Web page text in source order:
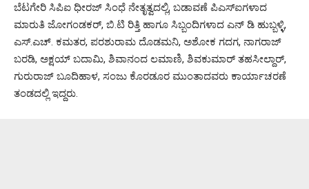
ಬೆಟಗೇರಿ ಸಿಪಿಐ ಧೀರಜ್‌ ಸಿಂಧೆ ನೇತೃತ್ವದಲ್ಲಿ, ಬಡಾವಣೆ ಪಿಎಸ್‌ಐಗಳಾದ
ಮಾರುತಿ ಜೋಗಂಡಕರ್, ಬಿ.ಟಿ ರಿತ್ತಿ ಹಾಗೂ ಸಿಬ್ಬಂದಿಗಳಾದ ಎನ್ ಡಿ ಹುಬ್ಬಳ್ಳಿ,
ಎಸ್.ಎಚ್. ಕಮತರ, ಪರಶುರಾಮ ದೊಡಮನಿ, ಅಶೋಕ ಗದಗ, ನಾಗರಾಜ್
ಬರಡಿ, ಅಕ್ಷಯ್ ಬದಾಮಿ, ಶಿವಾನಂದ ಲಮಾಣಿ, ಶಿವಕುಮಾ‌ರ್ ತಹಸೀಲ್ದಾ‌ರ್,
ಗುರುರಾಜ್ ಬೂದಿಹಾಳ, ಸಂಜು ಕೊರಡೂರ ಮುಂತಾದವರು ಕಾರ್ಯಾಚರಣೆ
ತಂಡದಲ್ಲಿ ಇದ್ದರು.